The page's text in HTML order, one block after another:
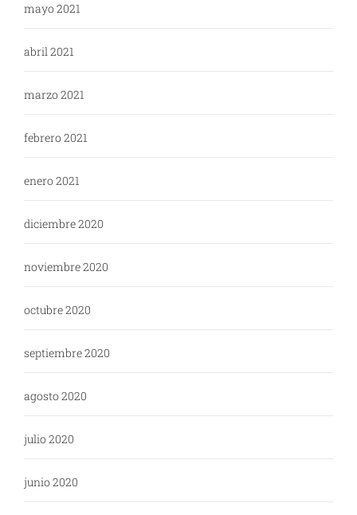
mayo 2021
abril 2021
marzo 2021
febrero 2021
enero 2021
diciembre 2020
noviembre 2020
octubre 2020
septiembre 2020
agosto 2020
julio 2020
junio 2020